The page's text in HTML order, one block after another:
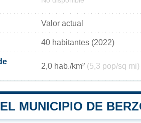
Valor actual
40 habitantes (2022)
2,0 hab./km² (5,3 pop/sq mi)
MUNICIPIO DE